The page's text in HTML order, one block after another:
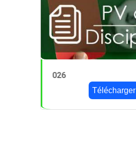
Télécharger